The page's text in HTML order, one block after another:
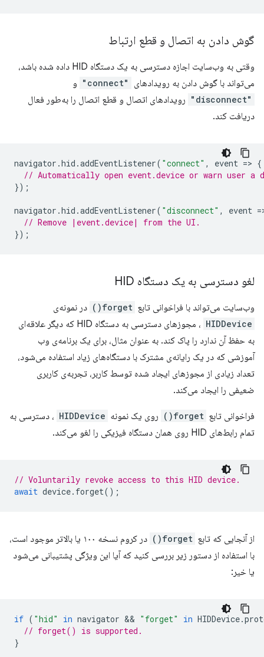
گوش دادن به اتصال و قطع ارتباط
وقتی به وب‌سایت اجازه دسترسی به یک دستگاه HID داده شده باشد،
می‌تواند با گوش دادن به رویدادهای
"connect" و
"disconnect"
رویدادهای اتصال و قطع اتصال را به‌طور فعال
دریافت کند.
navigator .hid .addEventListener( "connect" , event => {
// Automatically open event.device or warn user
});
navigator .hid .addEventListener( "disconnect" , event =
// Remove |event.device| from the UI.
});
لغو دسترسی به یک دستگاه HID
وب‌سایت می‌تواند با فراخوانی تابع forget() در نمونه‌ی
HIDDevice
، مجوزهای دسترسی به دستگاه HID که دیگر علاقه‌ای
به حفظ آن ندارد را پاک کند. به عنوان مثال، برای یک برنامه‌ی وب
آموزشی که در یک رایانه‌ی مشترک با دستگاه‌های زیاد استفاده می‌شود،
تعداد زیادی از مجوزهای ایجاد شده توسط کاربر، تجربه‌ی کاربری
ضعیفی را ایجاد می‌کند.
فراخوانی تابع forget() روی یک نمونه HIDDevice ، دسترسی به
تمام رابط‌های HID روی همان دستگاه فیزیکی را لغو می‌کند.
// Voluntarily revoke access to this HID device.
await device. forget();
از آنجایی که تابع forget()
در کروم نسخه ۱۰۰ یا بالاتر موجود است،
با استفاده از دستور زیر بررسی کنید که آیا این ویژگی پشتیبانی می‌شود
یا خیر:
if ( "hid" in navigator && "forget" in HIDDevice.
// forget() is supported.
}